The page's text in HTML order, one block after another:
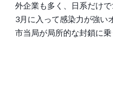
外企業も多く、日系だけで
3月に入って感染力が強い
市当局が局所的な封鎖に